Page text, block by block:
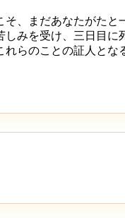
、まだあなたがた
みを受け、三日目に
らのことの証人とな